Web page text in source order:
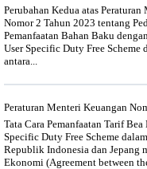
Perubahan Kedua atas
Nomor 2 Tahun 2023 tentang
Pemanfaatan Bahan Baku
User Specific Duty Free Scheme
antara...
Peraturan Menteri Keuangan
Tata Cara Pemanfaatan Tarif
Specific Duty Free Scheme
Republik Indonesia dan Jepang
Ekonomi (Agreement between